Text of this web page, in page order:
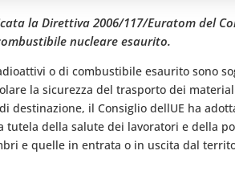
la Direttiva 2006/117/Euratom del
nucleare esaurito.
o di combustibile esaurito sono
la sicurezza del trasporto dei
il Consiglio dellUE ha
della salute dei lavoratori e della
e quelle in entrata o in uscita dal